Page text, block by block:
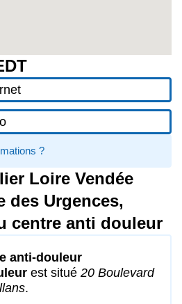
Loire Vendée
des Urgences,
centre anti douleur
anti-douleur
est situé 20 Boulevard
.
?